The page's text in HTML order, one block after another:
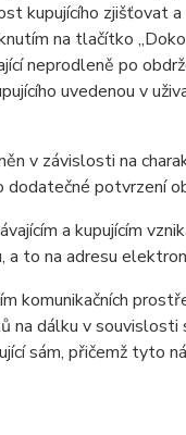
kupujícího zjišťovat
na tlačítko
neprodleně po
uvedenou v
v závislosti na
dodatečné potvrzení
a kupujícím
to na adresu
na dálku v
sám, přičemž tyto